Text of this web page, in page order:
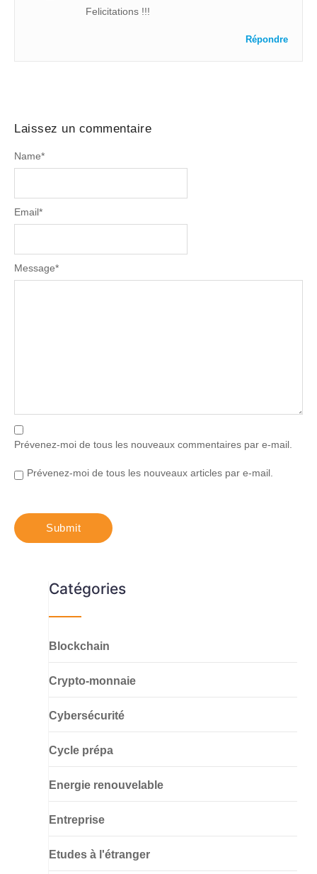
Felicitations !!!
Répondre
Laissez un commentaire
Message*
Name*
Email*
Prévenez-moi de tous les nouveaux commentaires par e-mail.
Prévenez-moi de tous les nouveaux articles par e-mail.
Catégories
Blockchain
Crypto-monnaie
Cybersécurité
Cycle prépa
Energie renouvelable
Entreprise
Etudes à l'étranger